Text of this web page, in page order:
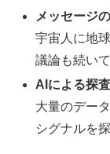
メッセージ
宇宙人に地
議論も続い
AIによる探
大量のデー
シグナルを